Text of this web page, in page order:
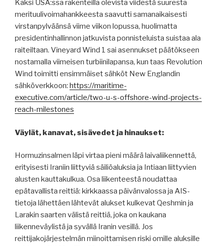
Kaksi USA:ssa rakenteilla olevista viidestä suuresta
merituulivoimahankkeesta saavutti samanaikaisesti
virstanpylväänsä viime viikon lopussa, huolimatta
presidentinhallinnon jatkuvista ponnisteluista suistaa ala
raiteiltaan. Vineyard Wind 1 sai asennukset päätökseen
nostamalla viimeisen turbiinilapansa, kun taas Revolution
Wind toimitti ensimmäiset sähköt New Englandin
sähköverkkoon: https://maritime-
executive.com/article/two-u-s-offshore-wind-projects-
reach-milestones
Väylät, kanavat, sisävedet ja hinaukset:
Hormuzinsalmen läpi virtaa pieni määrä laivaliikennettä,
erityisesti Iraniin liittyviä säiliöaluksia ja Intiaan liittyvien
alusten kauttakulkua. Osa liikenteestä noudattaa
epätavallista reittiä: kirkkaassa päivänvalossa ja AIS-
tietoja lähettäen lähtevät alukset kulkevat Qeshmin ja
Larakin saarten välistä reittiä, joka on kaukana
liikenneväylistä ja syvällä Iranin vesillä. Jos
reittijakojärjestelmän miinoittamisen riski omille aluksille